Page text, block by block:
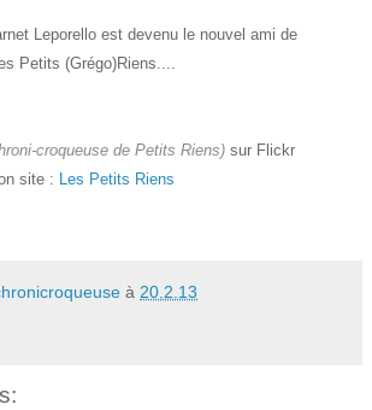
Leporello est devenu le nouvel ami de
Petits (Grégo)Riens....
croqueuse de Petits Riens)sur Flickr
site : Les Petits Riens
à 20.2.13